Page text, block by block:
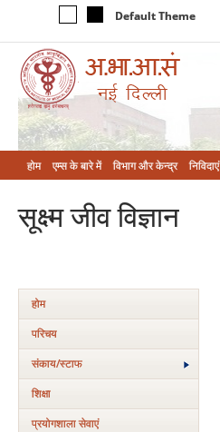
Default Theme
होम एम्‍स के बारे में विभाग और केन्‍द्र निविदाएं
सूक्ष्‍म जीव विज्ञान
होम
परिचय
संकाय/स्‍टाफ
शिक्षा
प्रयोगशाला सेवाएं